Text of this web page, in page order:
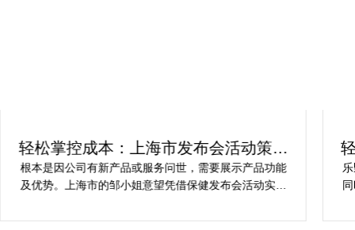
轻松掌控成本：上海市发布会活动策划
方案指南
根本是因公司有新产品或服务问世，需要展示产品功能
及优势。上海市的邹小姐意望凭借保健发布会活动实现
占有率。在策划时间里却遇到这些难题缺乏专业的产品